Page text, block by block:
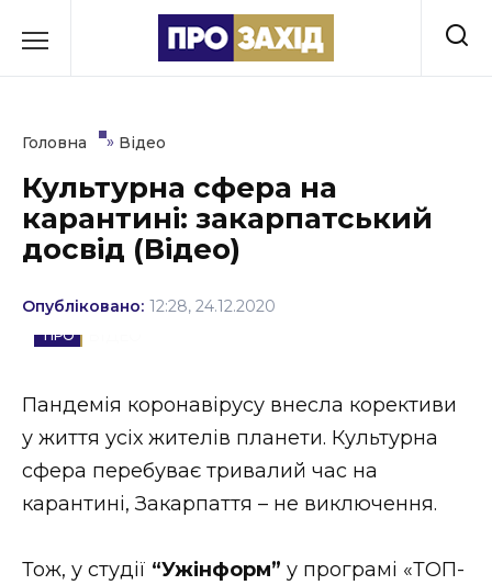
до
Культура
Освіта
Події
Соціум
Спорт
Стиль життя
Втрачений Ужгород
Головна » Відео
Культурна сфера на
карантині: закарпатський
досвід (Відео)
Опубліковано: 12:28, 24.12.2020
Пандемія коронавірусу внесла корективи
у життя усіх жителів планети. Культурна
сфера перебуває тривалий час на
карантині, Закарпаття – не виключення.
Тож, у студії “Ужінформ” у програмі «ТОП-